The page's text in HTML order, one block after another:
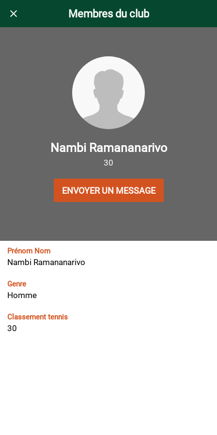
Membres du club
Nambi Ramananarivo
30
ENVOYER UN MESSAGE
Prénom Nom
Nambi Ramananarivo
Genre
Homme
Classement tennis
30